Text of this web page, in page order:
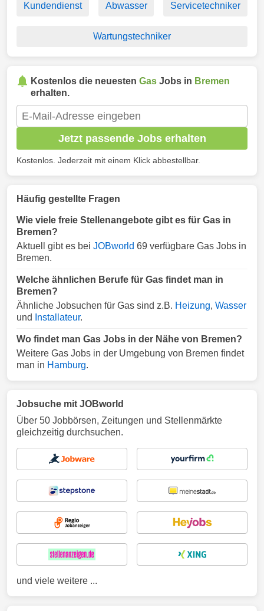
Kundendienst Abwasser Servicetechniker
Wartungstechniker
Kostenlos die neuesten Gas Jobs in Bremen
erhalten.
Jetzt passende Jobs erhalten
Kostenlos. Jederzeit mit einem Klick abbestellbar.
Häufig gestellte Fragen
Wie viele freie Stellenangebote gibt es für Gas in
Bremen?
Aktuell gibt es bei JOBworld 69 verfügbare Gas Jobs in
Bremen.
Welche ähnlichen Berufe für Gas findet man in
Bremen?
Ähnliche Jobsuchen für Gas sind z.B. Heizung, Wasser
und
Installateur.
Wo findet man Gas Jobs in der Nähe von Bremen?
Weitere Gas Jobs in der Umgebung von Bremen findet
man in Hamburg.
Jobsuche mit JOBworld
Über 50 Jobbörsen, Zeitungen und Stellenmärkte
gleichzeitig durchsuchen.
und viele weitere ...